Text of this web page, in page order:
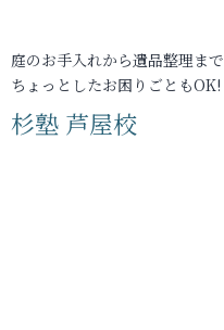
庭のお手入れから遺品整理まで
ちょっとしたお困りごともOK!
杉塾 芦屋校